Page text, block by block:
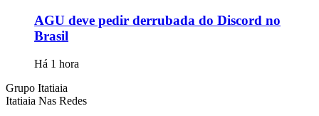
AGU deve pedir derrubada do Discord no
Brasil
Há 1 hora
Grupo Itatiaia
Itatiaia Nas Redes